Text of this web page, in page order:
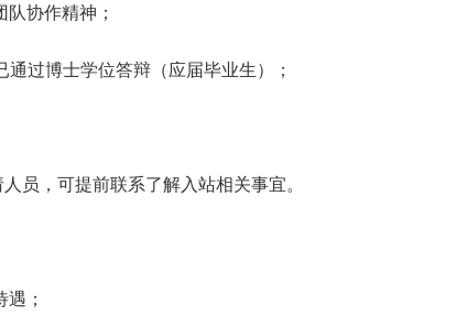
协作精神；
过博士学位答辩（应届毕业生）；
员，可提前联系了解入站相关事宜。
；